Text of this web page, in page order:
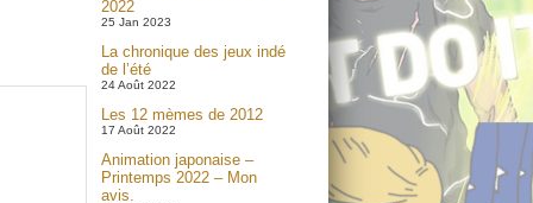
2022
25 Jan 2023
La chronique des jeux indé
de l’été
24 Août 2022
Les 12 mèmes de 2012
17 Août 2022
Animation japonaise –
Printemps 2022 – Mon
avis.